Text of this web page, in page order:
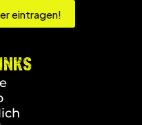
eintragen!